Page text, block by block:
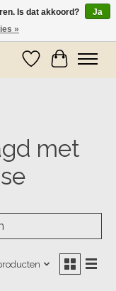
weer pakketjes verzonden
Verlanglijst
met
Is dat akkoord?
Ja
»